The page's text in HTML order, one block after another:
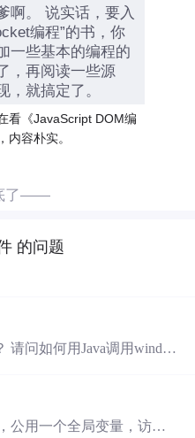
话，要入
编程”的书，你
一些基本的编程的
，再阅读一些源
，就搞定了。
看《JavaScript DOM编
内容朴实。
了——
的问题
的。
拟机上，虚拟机给主机发
能，在上面那种情况下，
。
请问如何用Java调用windo
语言获取本地计算机的M
好与坏 这种异常该咋查
用一个全局变量，访问